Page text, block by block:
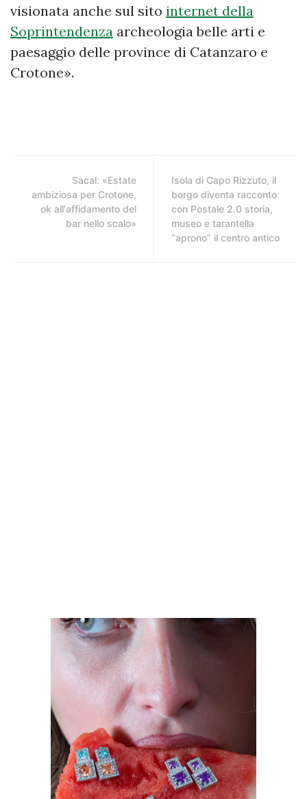
visionata anche sul sito internet della
Soprintendenza archeologia belle arti e
paesaggio delle province di Catanzaro e
Crotone».
Sacal: «Estate
ambiziosa per Crotone,
ok all'affidamento del
bar nello scalo»
Isola di Capo Rizzuto, il
borgo diventa racconto:
con Postale 2.0 storia,
museo e tarantella
“aprono” il centro antico